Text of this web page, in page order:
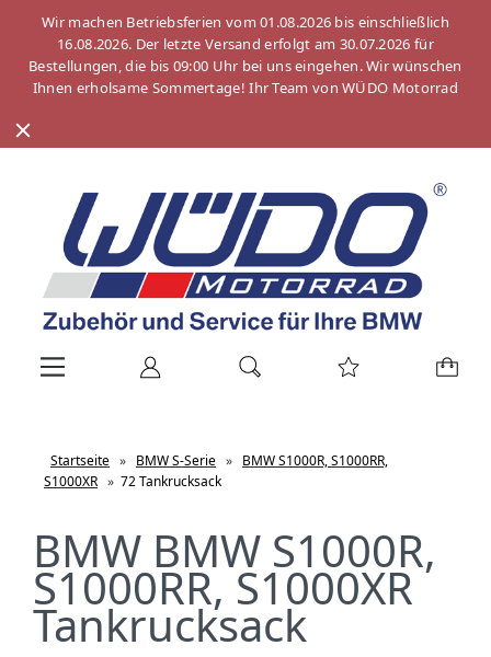
Wir machen Betriebsferien vom 01.08.2026 bis einschließlich
16.08.2026. Der letzte Versand erfolgt am 30.07.2026 für
Bestellungen, die bis 09:00 Uhr bei uns eingehen. Wir wünschen
Ihnen erholsame Sommertage! Ihr Team von WÜDO Motorrad
Startseite » BMW S-Serie » BMW S1000R, S1000RR,
S1000XR » 72 Tankrucksack
BMW BMW S1000R,
S1000RR, S1000XR
Tankrucksack